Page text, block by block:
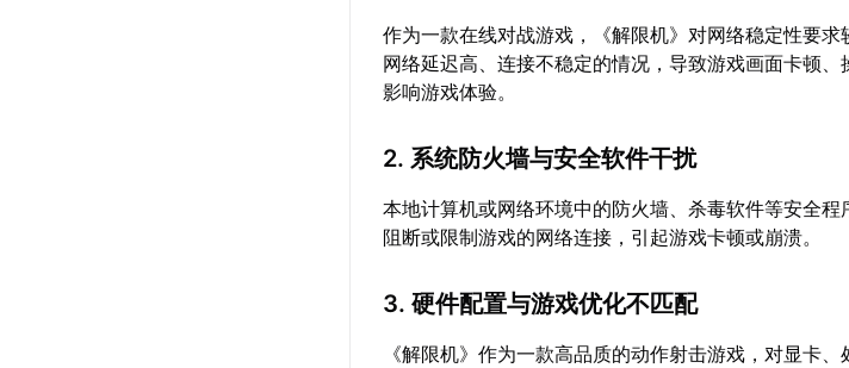
作为一款在线对战游戏，《解限机》对网络稳定性要
网络延迟高、连接不稳定的情况，导致游戏画面卡顿
影响游戏体验。
2. 系统防火墙与安全软件干扰
本地计算机或网络环境中的防火墙、杀毒软件等安全
阻断或限制游戏的网络连接，引起游戏卡顿或崩溃。
3. 硬件配置与游戏优化不匹配
《解限机》作为一款高品质的动作射击游戏，对显卡